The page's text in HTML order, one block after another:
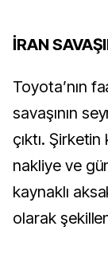
İRAN
Toyota’nın
savaşının
çıktı. Şirketin
nakliye ve
kaynaklı
olarak